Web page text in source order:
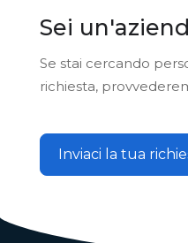
Sei
Se stai cercando
richiesta,
Inviaci la tua